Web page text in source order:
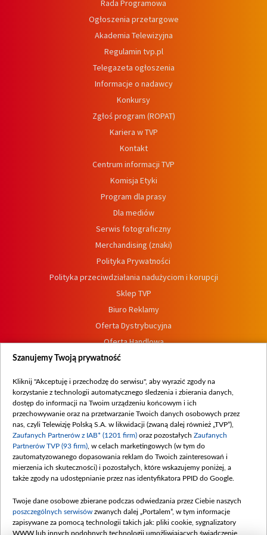
Rada Programowa
Ogłoszenia przetargowe
Akademia Telewizyjna
Regulamin tvp.pl
Telegazeta ogłoszenia
Informacje o nadawcy
Konkursy
Zgłoś program (ROPAT)
Kariera w TVP
Kontakt
Centrum informacji TVP
Komisja Etyki
Program dla prasy
Dla mediów
Serwis fotograficzny
Merchandising (znaki)
Polityka Prywatności
Polityka przeciwdziałania nadużyciom i korupcji
Sklep TVP
Biuro Reklamy
Oferta Dystrybucyjna
Oferta Handlowa
Dostępność
Procedura zgłoszeń wewnętrznych
Szanujemy Twoją prywatność
Kliknij "Akceptuję i przechodzę do serwisu", aby wyrazić zgody na
korzystanie z technologii automatycznego śledzenia i zbierania danych,
dostęp do informacji na Twoim urządzeniu końcowym i ich
przechowywanie oraz na przetwarzanie Twoich danych osobowych przez
nas, czyli Telewizję Polską S.A. w likwidacji (zwaną dalej również „TVP”),
Zaufanych Partnerów z IAB* (1201 firm) oraz pozostałych Zaufanych
Partnerów TVP (93 firm) , w celach marketingowych (w tym do
zautomatyzowanego dopasowania reklam do Twoich zainteresowań i
mierzenia ich skuteczności) i pozostałych, które wskazujemy poniżej, a
także zgody na udostępnianie przez nas identyfikatora PPID do Google.
Twoje dane osobowe zbierane podczas odwiedzania przez Ciebie naszych
poszczególnych serwisów zwanych dalej „Portalem”, w tym informacje
zapisywane za pomocą technologii takich jak: pliki cookie, sygnalizatory
WWW lub innych podobnych technologii umożliwiających świadczenie